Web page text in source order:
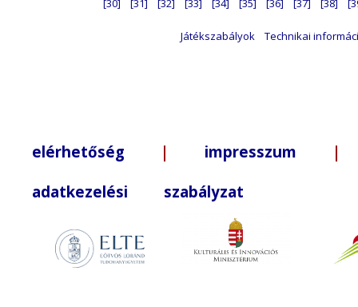
[30]
[31] [32] [33] [34] [35] [36] [37] [38]
Játékszabályok Technikai
elérhetőség | impresszum |
adatkezelési szabályzat